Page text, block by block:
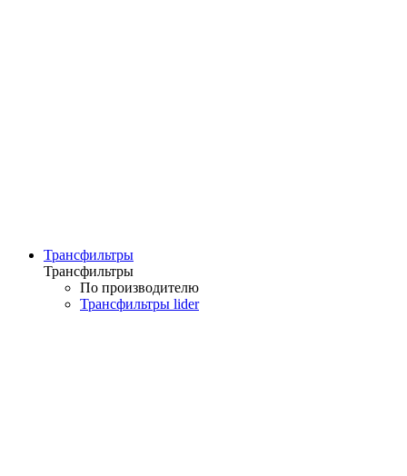
Трансфильтры
Трансфильтры
По производителю
Трансфильтры lider